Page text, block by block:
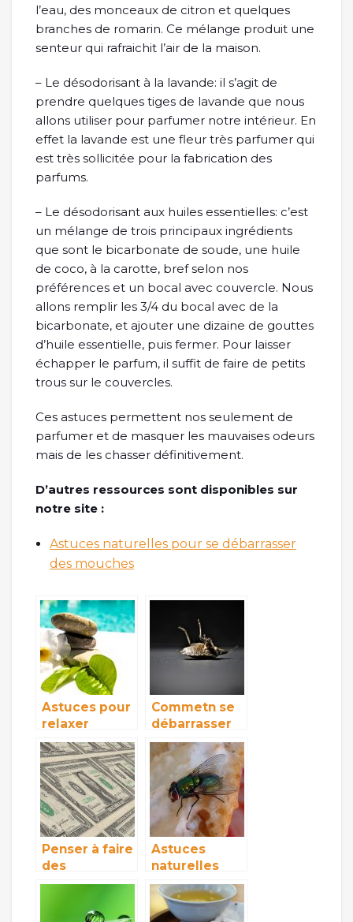
l’eau, des monceaux de citron et quelques
branches de romarin. Ce mélange produit une
senteur qui rafraichit l’air de la maison.
– Le désodorisant à la lavande: il s’agit de
prendre quelques tiges de lavande que nous
allons utiliser pour parfumer notre intérieur. En
effet la lavande est une fleur très parfumer qui
est très sollicitée pour la fabrication des
parfums.
– Le désodorisant aux huiles essentielles: c’est
un mélange de trois principaux ingrédients
que sont le bicarbonate de soude, une huile
de coco, à la carotte, bref selon nos
préférences et un bocal avec couvercle. Nous
allons remplir les 3/4 du bocal avec de la
bicarbonate, et ajouter une dizaine de gouttes
d’huile essentielle, puis fermer. Pour laisser
échapper le parfum, il suffit de faire de petits
trous sur le couvercles.
Ces astuces permettent nos seulement de
parfumer et de masquer les mauvaises odeurs
mais de les chasser définitivement.
D’autres ressources sont disponibles sur
notre site :
Astuces naturelles pour se débarrasser
des mouches
Astuces pour
relaxer
facilement
Commetn se
débarrasser
efficacement
des punaises
de lit?
Penser à faire
des
économies
maison?
Astuces
naturelles
pour se
débarrasser
des mouches